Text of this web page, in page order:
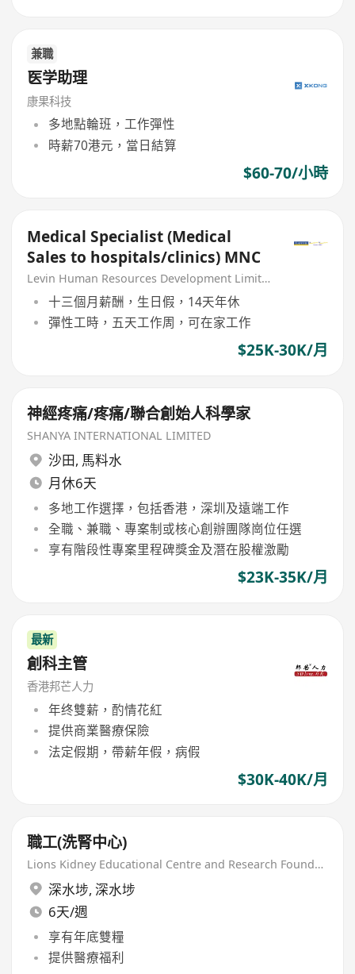
兼職
医学助理
康果科技
多地點輪班，工作彈性
時薪70港元，當日結算
$60-70/小時
Medical Specialist (Medical
Sales to hospitals/clinics) MNC
Levin Human Resources Development Limited
十三個月薪酬，生日假，14天年休
彈性工時，五天工作周，可在家工作
$25K-30K/月
神經疼痛/疼痛/聯合創始人科學家
SHANYA INTERNATIONAL LIMITED
沙田, 馬料水
月休6天
多地工作選擇，包括香港，深圳及遠端工作
全職、兼職、專案制或核心創辦團隊崗位任選
享有階段性專案里程碑獎金及潛在股權激勵
$23K-35K/月
最新
創科主管
香港邦芒人力
年终雙薪，酌情花紅
提供商業醫療保險
法定假期，帶薪年假，病假
$30K-40K/月
職工(洗腎中心)
Lions Kidney Educational Centre and Research Foundation
深水埗, 深水埗
6天/週
享有年底雙糧
提供醫療福利